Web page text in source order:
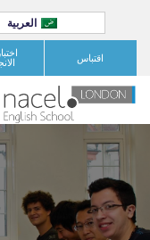
العربية
اقتباس